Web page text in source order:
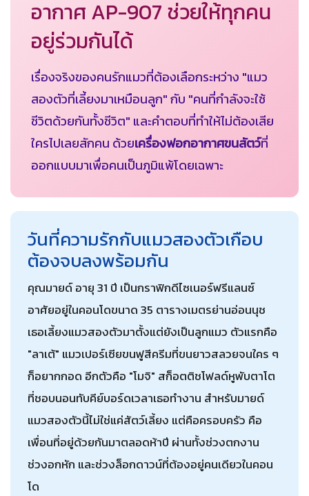
อากาศ AP-907 ช่วยให้ทุกคน
อยู่ร่วมกันได้
เรื่องจริงของคนรักแมวที่ต้องเลือกระหว่าง "แมว
สองตัวที่เลี้ยงมาเหมือนลูก" กับ "คนที่กำลังจะใช้
ชีวิตด้วยกันทั้งชีวิต" และคำตอบที่ทำให้ไม่ต้องเสีย
ใครไปเลยสักคน ด้วยเครื่องฟอกอากาศขนสัตว์ที่
ออกแบบมาเพื่อคนเป็นภูมิแพ้โดยเฉพาะ
วันที่ความรักกับแมวสองตัวเกือบ
ต้องจบลงพร้อมกัน
คุณมายด์ อายุ 31 ปี เป็นกราฟิกดีไซเนอร์ฟรีแลนซ์
อาศัยอยู่ในคอนโดขนาด 35 ตารางเมตรย่านอ่อนนุช
เธอเลี้ยงแมวสองตัวมาตั้งแต่ยังเป็นลูกแมว ตัวแรกคือ
"ลาเต้" แมวเปอร์เซียขนฟูสีครีมที่ขนยาวสลวยจนใคร ๆ
ก็อยากกอด อีกตัวคือ "โมจิ" สก็อตติชโฟลด์หูพับตาโต
ที่ชอบนอนทับคีย์บอร์ดเวลาเธอทำงาน สำหรับมายด์
แมวสองตัวนี้ไม่ใช่แค่สัตว์เลี้ยง แต่คือครอบครัว คือ
เพื่อนที่อยู่ด้วยกันมาตลอดห้าปี ผ่านทั้งช่วงตกงาน
ช่วงอกหัก และช่วงล็อกดาวน์ที่ต้องอยู่คนเดียวในคอน
โด